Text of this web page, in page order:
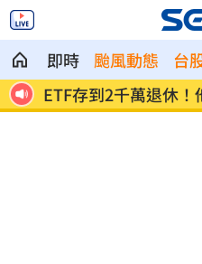
即時 颱風動態 台
重回職場
社宅包租爆
人